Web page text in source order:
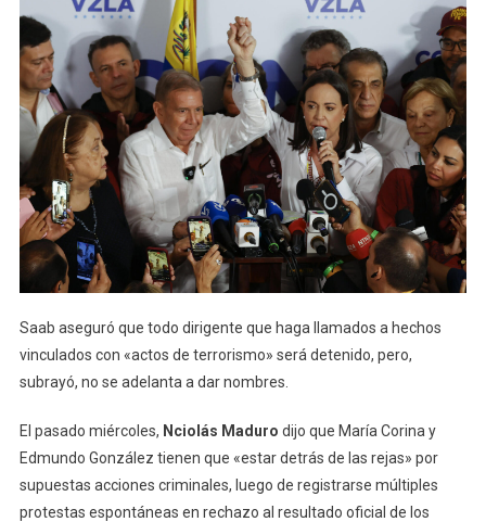
Saab aseguró que todo dirigente que haga llamados a hechos
vinculados con «actos de terrorismo» será detenido, pero,
subrayó, no se adelanta a dar nombres.
El pasado miércoles, Nciolás Maduro dijo que María Corina y
Edmundo González tienen que «estar detrás de las rejas» por
supuestas acciones criminales, luego de registrarse múltiples
protestas espontáneas en rechazo al resultado oficial de los